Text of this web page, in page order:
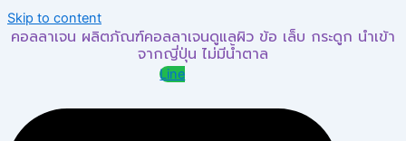
Skip to content
คอลลาเจน ผลิตภัณฑ์คอลลาเจนดูแลผิว ข้อ เล็บ กระดูก นำเข้า
จากญี่ปุ่น ไม่มีน้ำตาล
Line